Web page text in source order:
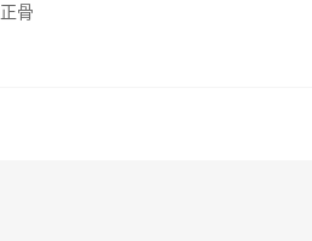
正骨